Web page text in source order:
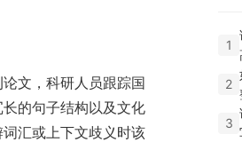
文，科研人员跟踪国
的句子结构以及文化
汇或上下文歧义时该
1
2
3